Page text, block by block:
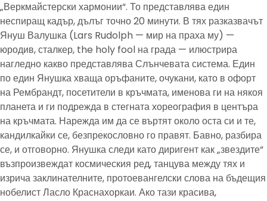
„Веркмайстерски хармонии“. То представлява един
неспиращ кадър, дълъг точно 20 минути. В тях разказвачът
Януш Валушка (Lars Rudolph — мир на праха му) —
юродив, сталкер, the holy fool на града — илюстрира
нагледно какво представлява Слънчевата система. Един
по един Янушка хваща оръфаните, очукани, като в офорт
на Рембрандт, посетители в кръчмата, именова ги на някоя
планета и ги подрежда в стегната хореография в центъра
на кръчмата. Нарежда им да се въртят около оста си и те,
кандилкайки се, безпрекословно го правят. Бавно, разбира
се, и отговорно. Янушка следи като диригент как „звездите“
възпроизвеждат космическия ред, танцува между тях и
изрича заклинателните, протоевангелски слова на бъдещия
нобелист Ласло Краснахоркаи. Ако тази красива,